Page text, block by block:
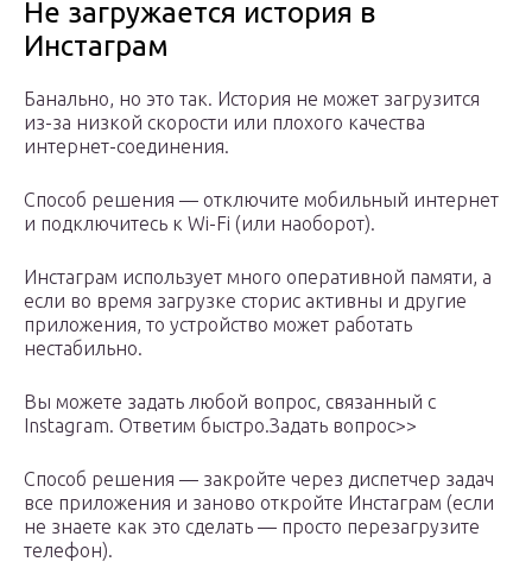
Не загружается история в
Инстаграм
Банально, но это так. История не может загрузится
из-за низкой скорости или плохого качества
интернет-соединения.
Способ решения — отключите мобильный интернет
и подключитесь к Wi-Fi (или наоборот).
Инстаграм использует много оперативной памяти, а
если во время загрузке сторис активны и другие
приложения, то устройство может работать
нестабильно.
Вы можете задать любой вопрос, связанный с
Instagram. Ответим быстро.Задать вопрос>>
Способ решения — закройте через диспетчер задач
все приложения и заново откройте Инстаграм (если
не знаете как это сделать — просто перезагрузите
телефон).